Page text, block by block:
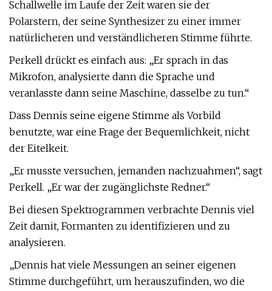
Schallwelle im Laufe der Zeit waren sie der
Polarstern, der seine Synthesizer zu einer immer
natürlicheren und verständlicheren Stimme führte.
Perkell drückt es einfach aus: „Er sprach in das
Mikrofon, analysierte dann die Sprache und
veranlasste dann seine Maschine, dasselbe zu tun.“
Dass Dennis seine eigene Stimme als Vorbild
benutzte, war eine Frage der Bequemlichkeit, nicht
der Eitelkeit.
„Er musste versuchen, jemanden nachzuahmen“, sagt
Perkell. „Er war der zugänglichste Redner.“
Bei diesen Spektrogrammen verbrachte Dennis viel
Zeit damit, Formanten zu identifizieren und zu
analysieren.
„Dennis hat viele Messungen an seiner eigenen
Stimme durchgeführt, um herauszufinden, wo die